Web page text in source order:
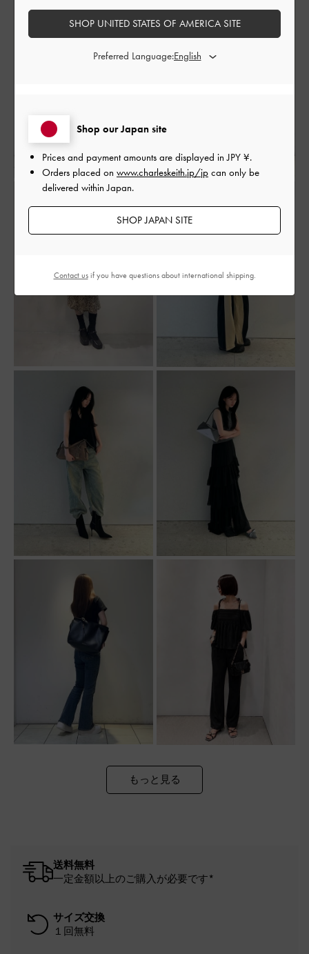
もっと見る
送料無料
一定金額以上のご購入が必要です*
サイズ交換
１回無料
Shop our Japan site
Prices and payment amounts are displayed inJPY ¥.
Orders placed on www.charleskeith.jp/jp can only be
delivered within Japan.
SHOP JAPAN SITE
SHOP UNITED STATES OF AMERICA SITE
Preferred Language:
Contact usif you have questions about international shipping.